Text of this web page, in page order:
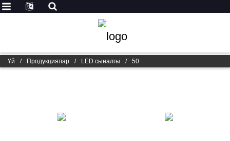
Үй / Продукциялар / LED сыналгы / 50